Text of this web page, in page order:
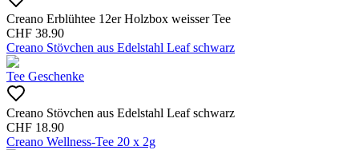
Creano Erblühtee 12er Holzbox weisser Tee
CHF 38.90
Creano Stövchen aus Edelstahl Leaf schwarz
Tee Geschenke
Creano Stövchen aus Edelstahl Leaf schwarz
CHF 18.90
Creano Wellness-Tee 20 x 2g